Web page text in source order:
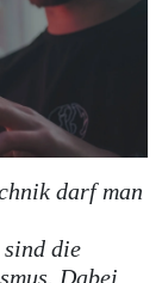
darf man
sind die
Dabei